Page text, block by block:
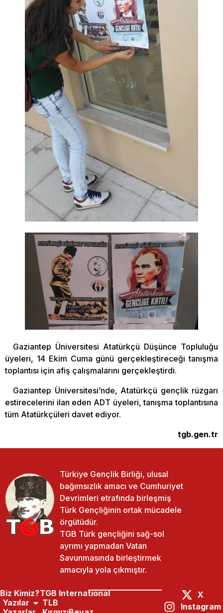
Gaziantep Üniversitesi Atatürkçü Düşünce Topluluğu
üyeleri, 14 Ekim Cuma günü gerçekleştireceği tanışma
toplantısı için afiş çalışmalarını gerçekleştirdi.
Gaziantep Üniversitesi’nde, Atatürkçü gençlik rüzgarı
estirecelerini ilan eden ADT üyeleri, tanışma toplantısına
tüm Atatürkçüleri davet ediyor.
tgb.gen.tr
Türkiye Gençlik Birliği, ulusal
bağımsızlık amacı ve Cumhuriyet
Devrimleri etrafında birleşmiş
Türk Gençliğinin ortak mücadele
örgütüdür.
TGB Türk gençliğini sağ-sol
ayrımı yapmadan Vatan
Savunmasında birleştirmek
amacıyla yola çıkmıştır.
Biz Kimiz?
Yazılar
TGB International
TLB
X
Instagram